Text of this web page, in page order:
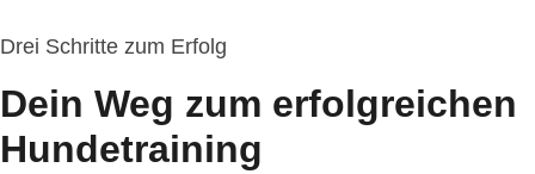
Drei Schritte zum Erfolg
Dein Weg zum erfolgreichen
Hundetraining